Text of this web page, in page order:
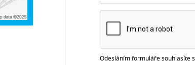
Odesláním formuláře souhlasíte s